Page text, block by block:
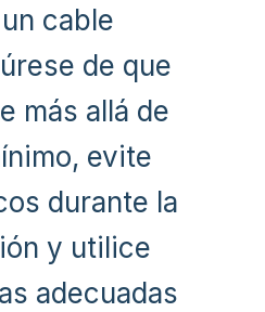
cable
de que
más allá de
evite
durante la
y utilice
adecuadas